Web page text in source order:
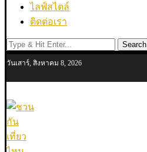
ไลฟ์สไตล์
ติดต่อเรา
Search
วันเสาร์, สิงหาคม 8, 2026